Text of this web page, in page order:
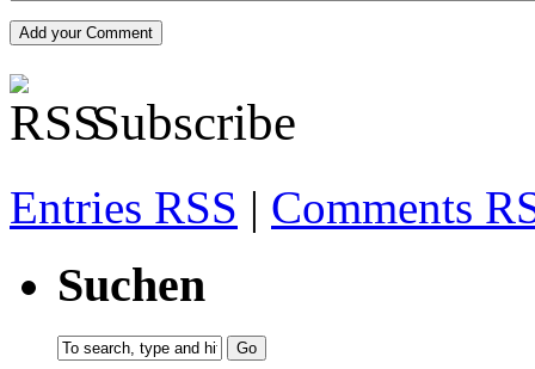
Subscribe
Entries RSS | Comments
Suchen